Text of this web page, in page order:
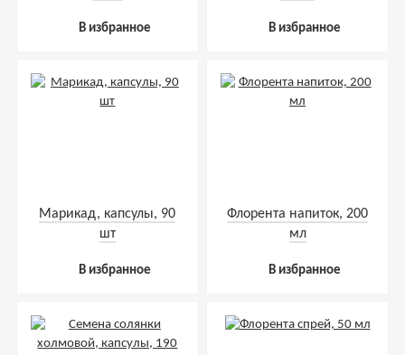
В избранное В избранное
Марикад, капсулы, 90
шт
В избранное
Флорента напиток, 200
мл
В избранное